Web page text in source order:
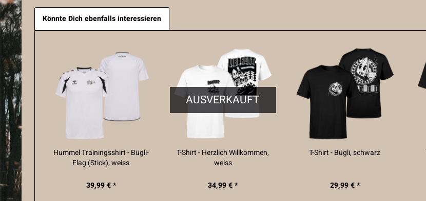
Könnte Dich ebenfalls interessieren
Hummel Trainingsshirt - Bügli-
Flag (Stick), weiss
39,99 € *
AUSVERKAUFT
T-Shirt - Herzlich Willkommen,
weiss
34,99 € *
T-Shirt - Bügli, schwarz
29,99 € *